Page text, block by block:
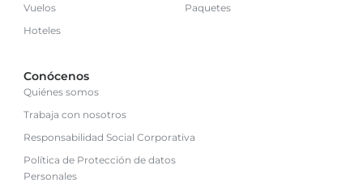
Vuelos
Paquetes
Hoteles
Conócenos
Quiénes somos
Trabaja con nosotros
Responsabilidad Social Corporativa
Política de Protección de datos
Personales